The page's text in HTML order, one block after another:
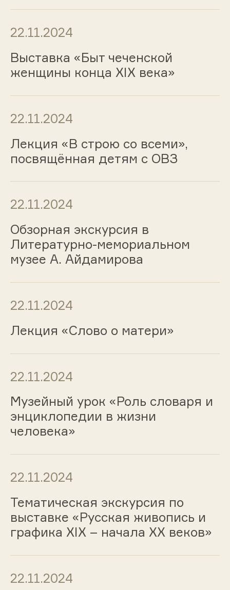
22.11.2024
Выставка «Быт чеченской
женщины конца XIX века»
22.11.2024
Лекция «В строю со всеми»,
посвящённая детям с ОВЗ
22.11.2024
Обзорная экскурсия в
Литературно-мемориальном
музее А. Айдамирова
22.11.2024
Лекция «Слово о матери»
22.11.2024
Музейный урок «Роль словаря и
энциклопедии в жизни
человека»
22.11.2024
Тематическая экскурсия по
выставке «Русская живопись и
графика ХIХ – начала ХХ веков»
22.11.2024